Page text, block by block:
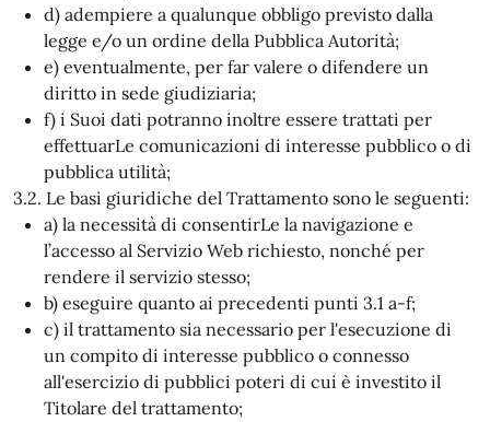
d) adempiere a qualunque obbligo previsto dalla
legge e/o un ordine della Pubblica Autorità;
e) eventualmente, per far valere o difendere un
diritto in sede giudiziaria;
f) i Suoi dati potranno inoltre essere trattati per
effettuarLe comunicazioni di interesse pubblico o di
pubblica utilità;
3.2. Le basi giuridiche del Trattamento sono le seguenti:
a) la necessità di consentirLe la navigazione e
l’accesso al Servizio Web richiesto, nonché per
rendere il servizio stesso;
b) eseguire quanto ai precedenti punti 3.1 a-f;
c) il trattamento sia necessario per l'esecuzione di
un compito di interesse pubblico o connesso
all'esercizio di pubblici poteri di cui è investito il
Titolare del trattamento;